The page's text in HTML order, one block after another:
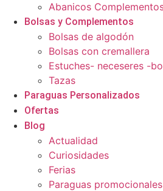
Abanicos
Bolsas y Complementos
Bolsas de algodón
Bolsas con cremallera
Estuches- neceseres -
Tazas
Paraguas Personalizados
Ofertas
Blog
Actualidad
Curiosidades
Ferias
Paraguas promocionales